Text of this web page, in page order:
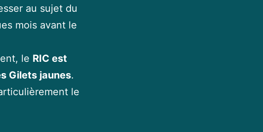
au sujet du
mois avant le
le RIC est
Gilets jaunes.
le